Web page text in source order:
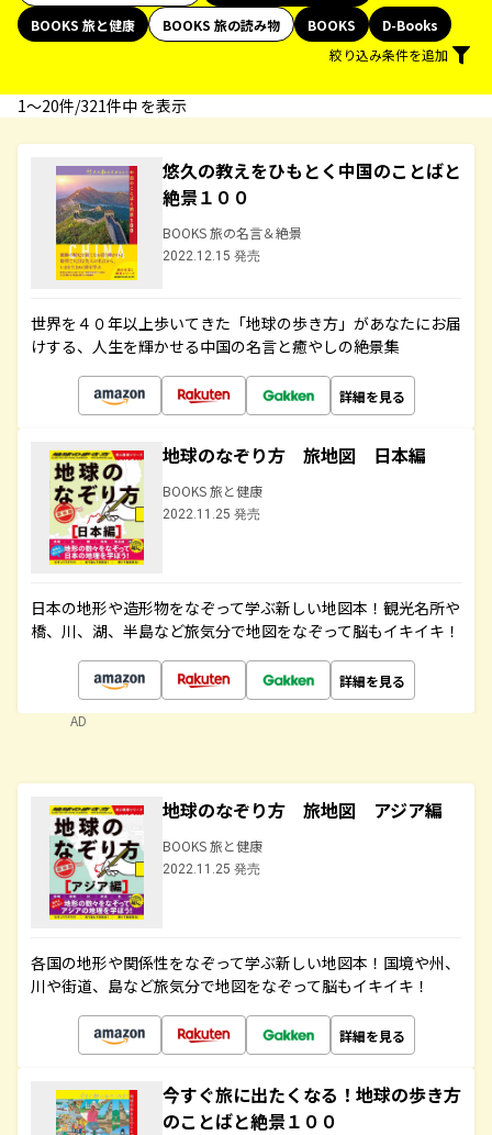
BOOKS 旅と健康
BOOKS 旅の読み物 BOOKS
D-Books
絞り込み条件を追加
1〜20件/321件中 を表示
悠久の教えをひもとく中国のことばと
絶景１００
BOOKS 旅の名言＆絶景
2022.12.15 発売
世界を４０年以上歩いてきた「地球の歩き方」があなたにお届
けする、人生を輝かせる中国の名言と癒やしの絶景集
詳細を見る
地球のなぞり方 旅地図 日本編
BOOKS 旅と健康
2022.11.25 発売
日本の地形や造形物をなぞって学ぶ新しい地図本！観光名所や
橋、川、湖、半島など旅気分で地図をなぞって脳もイキイキ！
詳細を見る
AD
地球のなぞり方 旅地図 アジア編
BOOKS 旅と健康
2022.11.25 発売
各国の地形や関係性をなぞって学ぶ新しい地図本！国境や州、
川や街道、島など旅気分で地図をなぞって脳もイキイキ！
詳細を見る
今すぐ旅に出たくなる！地球の歩き方
のことばと絶景１００